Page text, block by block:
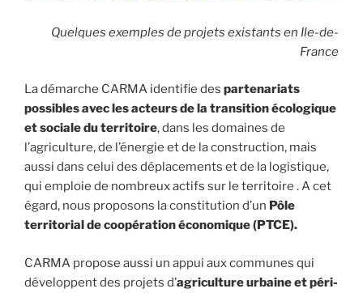
Quelques exemples de projets existants en Ile-de-
France
La démarche CARMA identifie des partenariats
possibles avec les acteurs de la transition écologique
et sociale du territoire, dans les domaines de
l’agriculture, de l’énergie et de la construction, mais
aussi dans celui des déplacements et de la logistique,
qui emploie de nombreux actifs sur le territoire . A cet
égard, nous proposons la constitution d’un Pôle
territorial de coopération économique(PTCE).
CARMA propose aussi un appui aux communes qui
développent des projets d’agriculture urbaine et péri-